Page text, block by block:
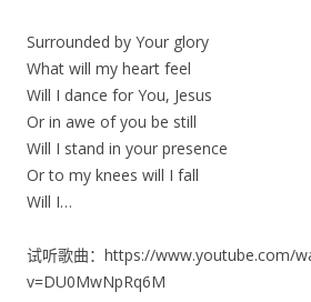
Surrounded by Your glory
What will my heart feel
Will I dance for You, Jesus
Or in awe of you be still
Will I stand in your presence
Or to my knees will I fall
Will I…
试听歌曲：https://www.youtube.com/
v=DU0MwNpRq6M